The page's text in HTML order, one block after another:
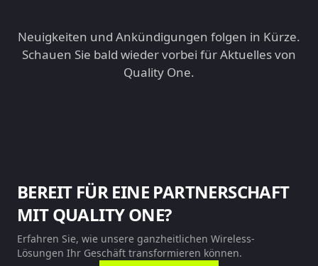
Neuigkeiten und Ankündigungen folgen in Kürze.
Schauen Sie bald wieder vorbei für Aktuelles von
Quality One.
BEREIT FÜR EINE PARTNERSCHAFT
MIT QUALITY ONE?
Erfahren Sie, wie unsere ganzheitlichen Wireless-
Lösungen Ihr Geschäft transformieren können.